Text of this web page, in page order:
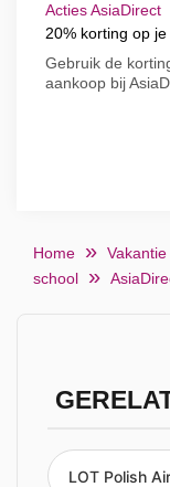
Acties AsiaDirect
20% korting op
Gebruik de
aankoop bij
Home
school
LOT Polish